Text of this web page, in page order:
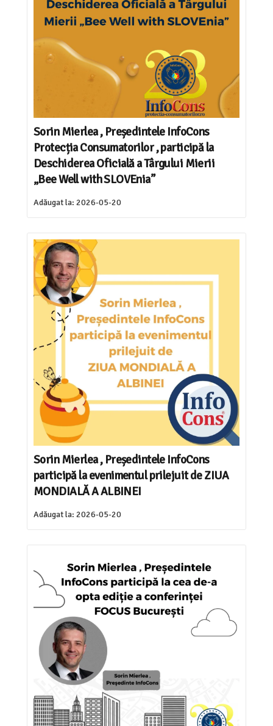
Sorin Mierlea , Președintele InfoCons
Protecția Consumatorilor , participă la
Deschiderea Oficială a Târgului Mierii
„Bee Well with SLOVEnia”
Adăugat la: 2026-05-20
Sorin Mierlea , Președintele InfoCons
participă la evenimentul prilejuit de ZIUA
MONDIALĂ A ALBINEI
Adăugat la: 2026-05-20